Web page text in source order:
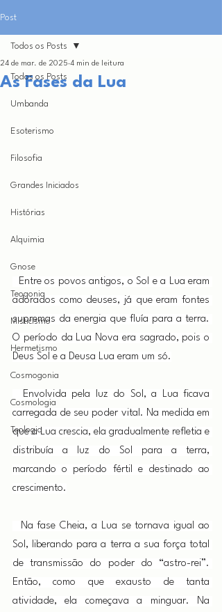
Post
Todos os Posts
Umbanda
Esoterismo
Filosofia
Grandes Iniciados
Histórias
Alquimia
Gnose
Teogonia
Misticismo
Hermetismo
Cosmogonia
Cosmologia
Teologia
Todos os Posts
As Fases da Lua
24 de mar. de 2025 4 min de leitura
adorados como deuses, já que eram fontes
supremas da energia que fluía para a terra.
O período da Lua Nova era sagrado, pois o
Deus Sol e a Deusa Lua eram um só.
Envolvida pela luz do Sol, a Lua ficava
carregada de seu poder vital. Na medida em
que a Lua crescia, ela gradualmente refletia e
distribuía a luz do Sol para a terra,
marcando o período fértil e destinado ao
crescimento.
Na fase Cheia, a Lua se tornava igual ao
Sol, liberando para a terra a sua força total
de transmissão do poder do “astro-rei”.
Então, como que exausto de tanta
atividade, ela começava a minguar.
Na